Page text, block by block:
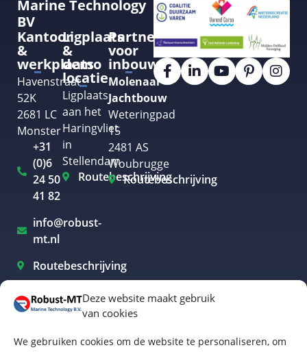
Deze website maakt gebruik
van cookies
We gebruiken cookies om de website te personaliseren, om
Marine Technology
BV
Kantoor
&
werkplaats
Havenstraat
52K
2681 LC
Monster
+31
(0)6
24 50
41 82
info@robust-
mt.nl
Routebeschrijving
Ligplaats
&
demo
locatie
Ligplaats
aan het
Haringvliet
in
Stellendam
Routebeschrijving
Partner
voor
inbouw
Molenaar
Jachtbouw
Weteringpad
15
2481 AS
Woubrugge
Routebeschrijving
Elektrisch varen Westland
Elektrisch varen Rotterdam